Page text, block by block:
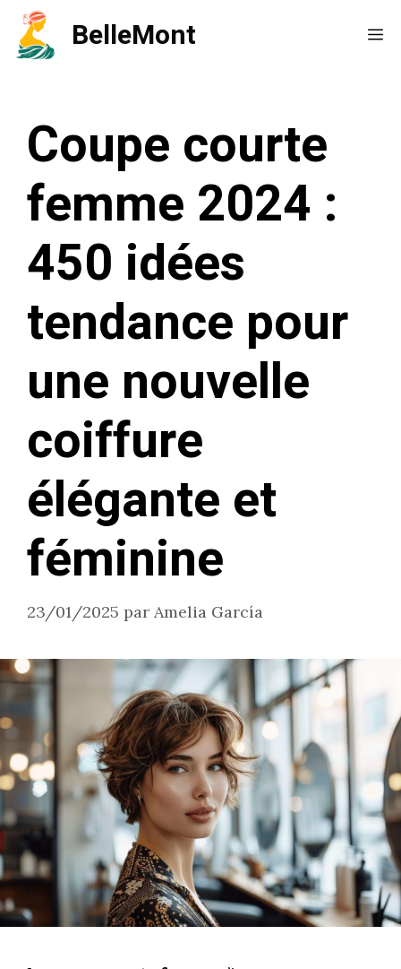
Aller
BelleMont
Coupe courte
femme 2024 :
450 idées
tendance pour
une nouvelle
coiffure
élégante et
féminine
23/01/2025 par Amelia García